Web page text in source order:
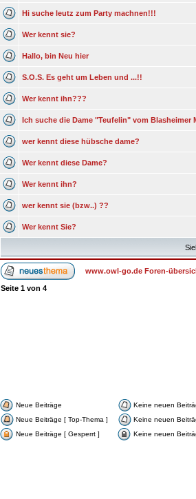
Hi suche leutz zum Party machnen!!!
Wer kennt sie?
Hallo, bin Neu hier
S.O.S. Es geht um Leben und ...!!
Wer kennt ihn???
Ich suche die Dame "Teufelin" vom Blasheimer
wer kennt diese hübsche dame?
Wer kennt diese Dame?
Wer kennt ihn?
wer kennt sie (bzw..) ??
Wer kennt Sie?
www.owl-go.de Foren-
Seite 1 von 4
Neue Beiträge
Keine neuen
Neue Beiträge [ Top-Thema ]
Keine neuen
Neue Beiträge [ Gesperrt ]
Keine neuen